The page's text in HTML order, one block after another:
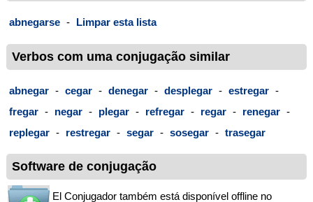
abnegarse - Limpar esta lista
Verbos com uma conjugação similar
abnegar - cegar - denegar - desplegar - estregar -
fregar - negar - plegar - refregar - regar - renegar -
replegar - restregar - segar - sosegar - trasegar
Software de conjugação
El Conjugador também está disponível offline no